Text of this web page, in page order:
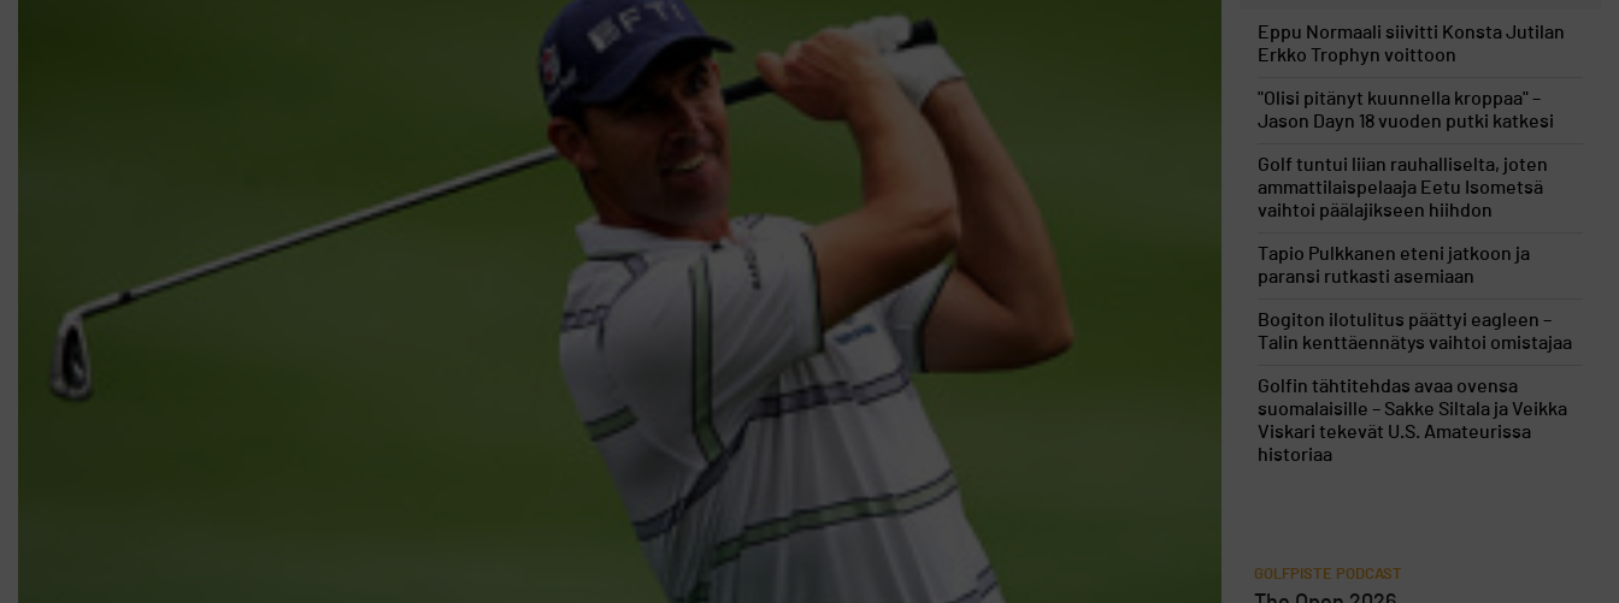
Eppu Normaali siivitti Konsta Jutilan
Erkko Trophyn voittoon
"Olisi pitänyt kuunnella kroppaa" –
Jason Dayn 18 vuoden putki katkesi
Golf tuntui liian rauhalliselta, joten
ammattilaispelaaja Eetu Isometsä
vaihtoi päälajikseen hiihdon
Tapio Pulkkanen eteni jatkoon ja
paransi rutkasti asemiaan
Bogiton ilotulitus päättyi eagleen –
Talin kenttäennätys vaihtoi omistajaa
Golfin tähtitehdas avaa ovensa
suomalaisille – Sakke Siltala ja Veikka
Viskari tekevät U.S. Amateurissa
historiaa
GOLFPISTE PODCAST